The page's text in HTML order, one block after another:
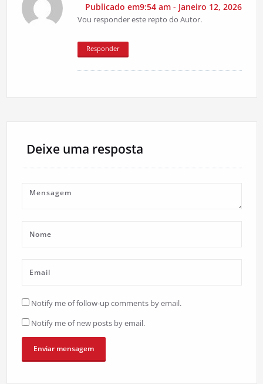
Publicado em9:54 am - Janeiro 12, 2026
Vou responder este repto do Autor.
Responder
Deixe uma resposta
Notify me of follow-up comments by email.
Notify me of new posts by email.